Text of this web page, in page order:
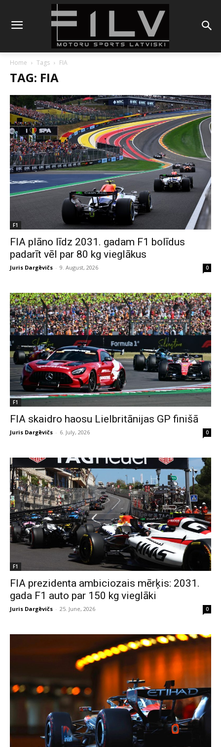
Home Tags FIA
TAG: FIA
F1
FIA plāno līdz 2031. gadam F1 bolīdus
padarīt vēl par 80 kg vieglākus
Juris Dargēvičs - 9. August, 2026 0
F1
FIA skaidro haosu Lielbritānijas GP finišā
Juris Dargēvičs - 6. July, 2026 0
F1
FIA prezidenta ambiciozais mērķis: 2031.
gada F1 auto par 150 kg vieglāki
Juris Dargēvičs - 25. June, 2026 0